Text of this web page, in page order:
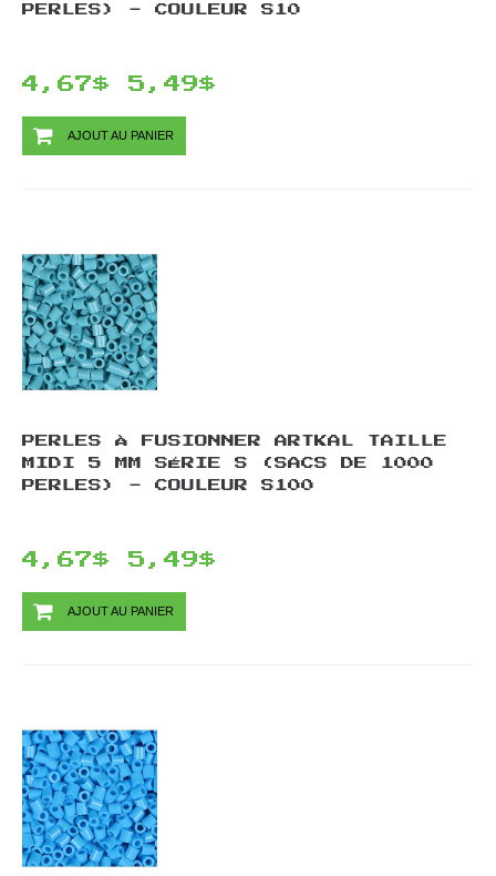
PERLES) - COULEUR S10
4,67$ 5,49$
AJOUT AU PANIER
PERLES À FUSIONNER ARTKAL TAILLE
MIDI 5 MM SÉRIE S (SACS DE 1000
PERLES) - COULEUR S100
4,67$ 5,49$
AJOUT AU PANIER